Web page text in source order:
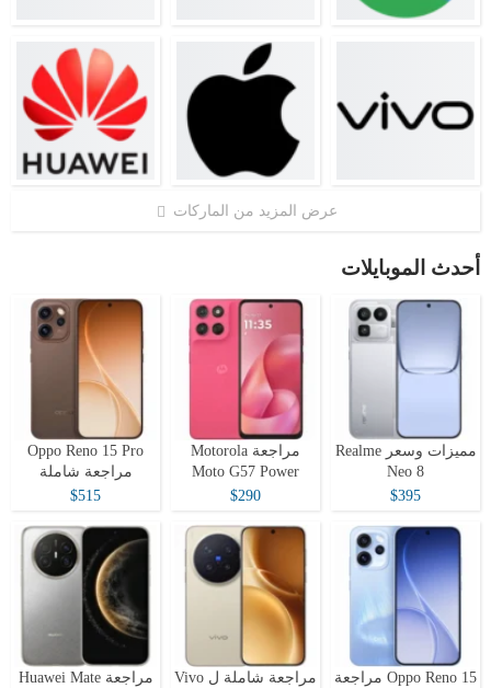
عرض المزيد من الماركات
أحدث الموبايلات
مميزات وسعر Realme
Neo 8
$395
مراجعة Motorola
Moto G57 Power
$290
Oppo Reno 15 Pro
مراجعة شاملة
$515
Oppo Reno 15 مراجعة
مراجعة شاملة ل Vivo
مراجعة Huawei Mate